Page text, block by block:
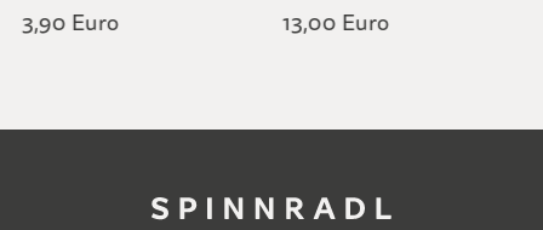
3,90 Euro 13,00 Euro